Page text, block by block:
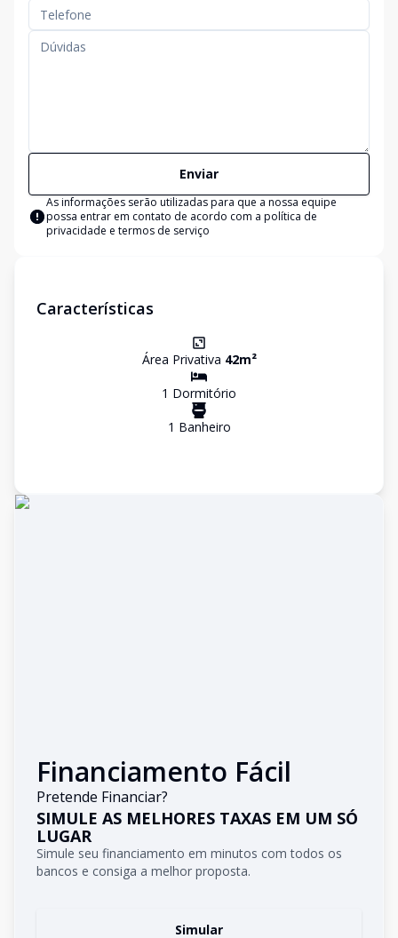
Enviar
As informações serão utilizadas para que a nossa equipe
possa entrar em contato de acordo com a política de
privacidade e termos de serviço
Características
Área Privativa 42m²
1 Dormitório
1 Banheiro
Financiamento Fácil
Pretende Financiar?
SIMULE AS MELHORES TAXAS EM UM SÓ
LUGAR
Simule seu financiamento em minutos com todos os
bancos e consiga a melhor proposta.
Simular